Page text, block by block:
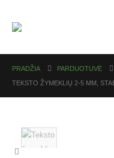
PRADŽIA
PARDUOTUVĖ
TEKSTO ŽYMEKLIŲ 2-5 MM,